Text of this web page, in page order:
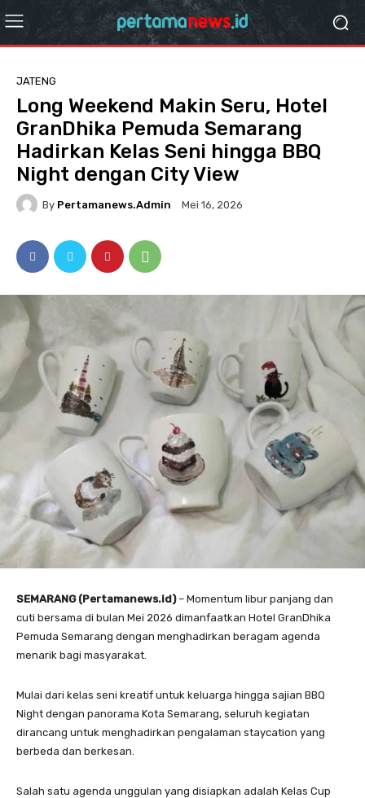
JATENG
Long Weekend Makin Seru, Hotel
GranDhika Pemuda Semarang
Hadirkan Kelas Seni hingga BBQ
Night dengan City View
By Pertamanews.admin Mei 16, 2026
SEMARANG (Pertamanews.id)– Momentum libur panjang dan
cuti bersama di bulan Mei 2026 dimanfaatkan Hotel GranDhika
Pemuda Semarang dengan menghadirkan beragam agenda
menarik bagi masyarakat.
Mulai dari kelas seni kreatif untuk keluarga hingga sajian BBQ
Night dengan panorama Kota Semarang, seluruh kegiatan
dirancang untuk menghadirkan pengalaman staycation yang
berbeda dan berkesan.
Salah satu agenda unggulan yang disiapkan adalah Kelas Cup